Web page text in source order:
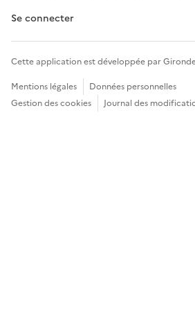
Se connecter
Cette application est développée par
Mentions légales
Données personnelles
Gestion des cookies
Journal des